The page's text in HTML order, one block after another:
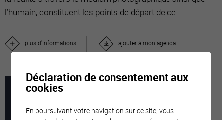
l’humain, constituent les points de départ de ce...
plus d'informations ajouter à mon agenda
Déclaration de consentement aux
cookies
En poursuivant votre navigation sur ce site, vous